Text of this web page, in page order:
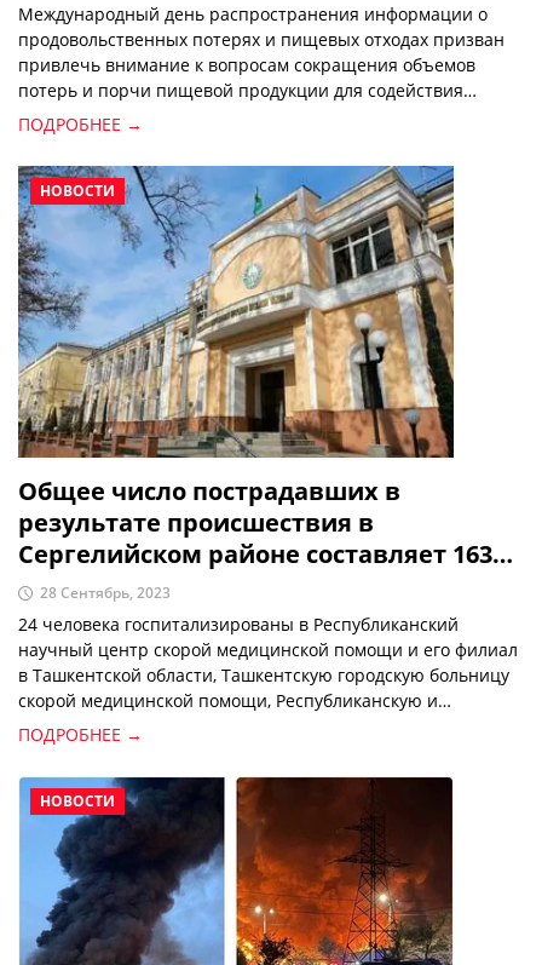
Международный день распространения информации о
продовольственных потерях и пищевых отходах призван
привлечь внимание к вопросам сокращения объемов
потерь и порчи пищевой продукции для содействия
преобразованию агропродовольственных систем.
ПОДРОБНЕЕ →
НОВОСТИ
Общее число пострадавших в
результате происшествия в
Сергелийском районе составляет 163
человека – Минздрав
28 Сентябрь, 2023
24 человека госпитализированы в Республиканский
научный центр скорой медицинской помощи и его филиал
в Ташкентской области, Ташкентскую городскую больницу
скорой медицинской помощи, Республиканскую и
городскую клинические больницы №1 и городской роддом
№1, сообщает Минздрав.
ПОДРОБНЕЕ →
НОВОСТИ